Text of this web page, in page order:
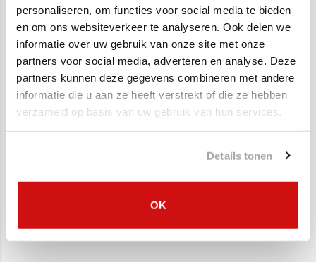
personaliseren, om functies voor social media te bieden
en om ons websiteverkeer te analyseren. Ook delen we
informatie over uw gebruik van onze site met onze
partners voor social media, adverteren en analyse. Deze
partners kunnen deze gegevens combineren met andere
informatie die u aan ze heeft verstrekt of die ze hebben
verzameld op basis van uw gebruik van hun services.
Details tonen
OK
Gerelateerde producten